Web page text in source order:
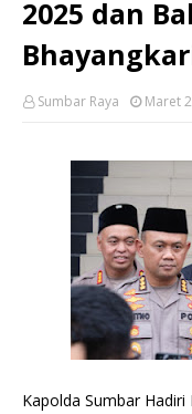
2025 dan
Sumbar Raya Maret
Kapolda Sumbar